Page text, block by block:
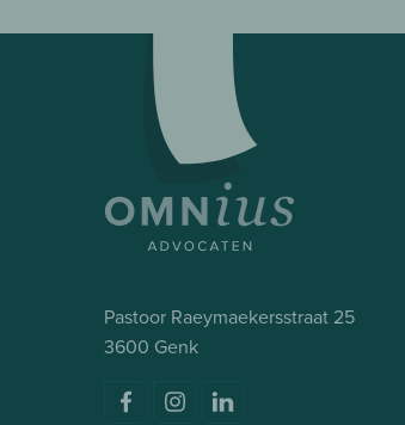
Pastoor Raeymaekersstraat 25
3600 Genk
Volg ons opFacebookInstagram